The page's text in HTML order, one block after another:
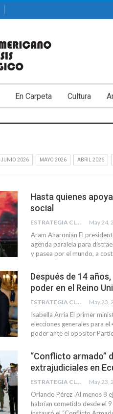
En Carpeta Cultura
JUNIO 2026 MAYO 2026 ABRIL 2026
Hasta quienes
social
ESTRATEGIA CLAE May 24,
Aram Aharonian El
agenda paralela para
y pasea por el mundo, a
Después de 14
poder en el Reino
ESTRATEGIA CLAE May 23,
Isabella Arria El primer
elecciones generales para
poder ante el opositor
“Conflicto armado”
extrajudiciales en
ESTRATEGIA CLAE May 23,
Orlando Pérez Al menos 8
habrían cometido desde el